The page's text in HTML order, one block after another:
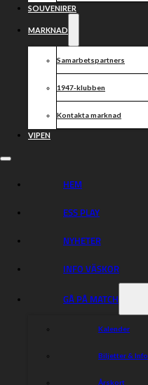
SOUVENIRER
MARKNAD
Samarbetspartners
1947-klubben
Kontakta marknad
VIPEN
HEM
ESS PLAY
NYHETER
INFO VÄSKOR
GÅ PÅ MATCH
Kalender
Biljetter & Info
Årskort
8. Kevin Juhl Pedersen
Dela nyheten: